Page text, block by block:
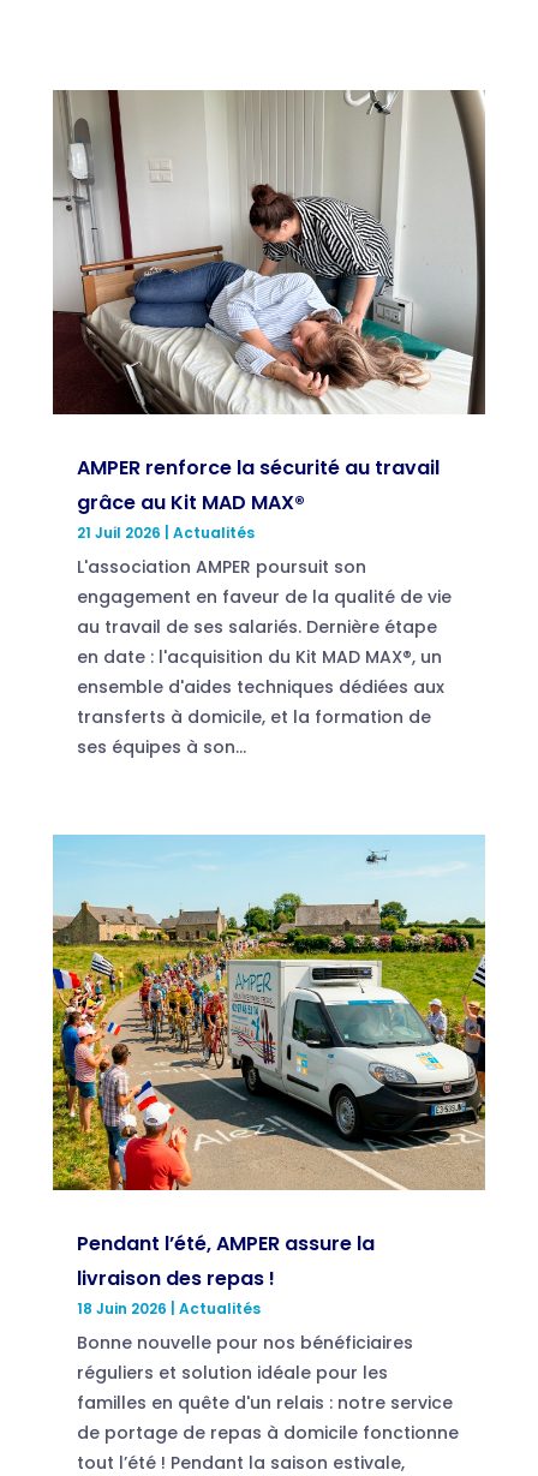
AMPER renforce la sécurité au travail
grâce au Kit MAD MAX®
21 Juil 2026 Actualités
L'association AMPER poursuit son
engagement en faveur de la qualité de vie
au travail de ses salariés. Dernière étape
en date : l'acquisition du Kit MAD MAX®, un
ensemble d'aides techniques dédiées aux
transferts à domicile, et la formation de
ses équipes à son...
Pendant l’été, AMPER assure la
livraison des repas !
18 Juin 2026 Actualités
Bonne nouvelle pour nos bénéficiaires
réguliers et solution idéale pour les
familles en quête d'un relais : notre service
de portage de repas à domicile fonctionne
tout l’été ! Pendant la saison estivale,